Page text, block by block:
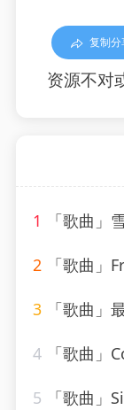
复制分
资源不对
1 「歌曲」
2 「歌曲
3 「歌曲」
4 「歌曲」
5 「歌曲